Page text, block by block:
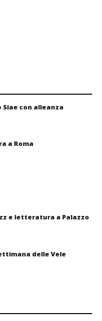
Siae con alleanza
a Roma
e letteratura a Palazzo
delle Vele